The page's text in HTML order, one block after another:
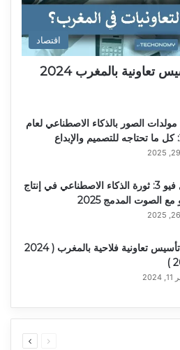
اقتصاد
بالمغرب 2024
الصور بالذكاء الاصطناعي لعام
جوجل فيو 3: ثورة الذكاء الاصطناعي في إنتاج
مع الصوت المدمج 2025
كيفية تأسيس تعاونية فلاحية بالمغرب ( 2024
الصفحةالصفحة